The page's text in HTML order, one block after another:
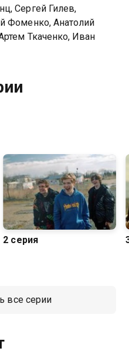
Сергей Гилев,
Фоменко, Анатолий
Ткаченко, Иван
2 серия
все серии